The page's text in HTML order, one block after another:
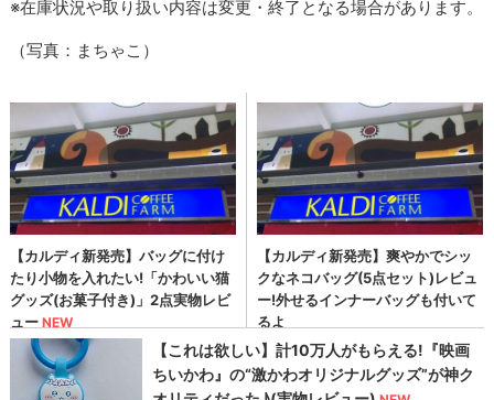
※在庫状況や取り扱い内容は変更・終了となる場合があります。
（写真：まちゃこ）